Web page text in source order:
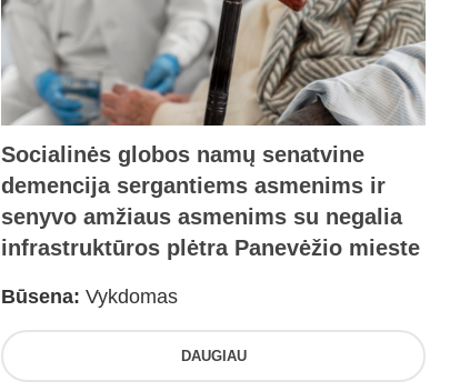
Socialinės globos namų senatvine
demencija sergantiems asmenims ir
senyvo amžiaus asmenims su negalia
infrastruktūros plėtra Panevėžio mieste
Būsena: Vykdomas
DAUGIAU